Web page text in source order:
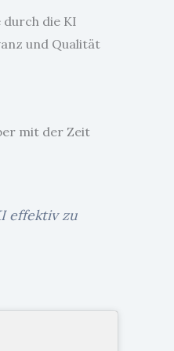
die KI
und Qualität
mit der Zeit
effektiv zu